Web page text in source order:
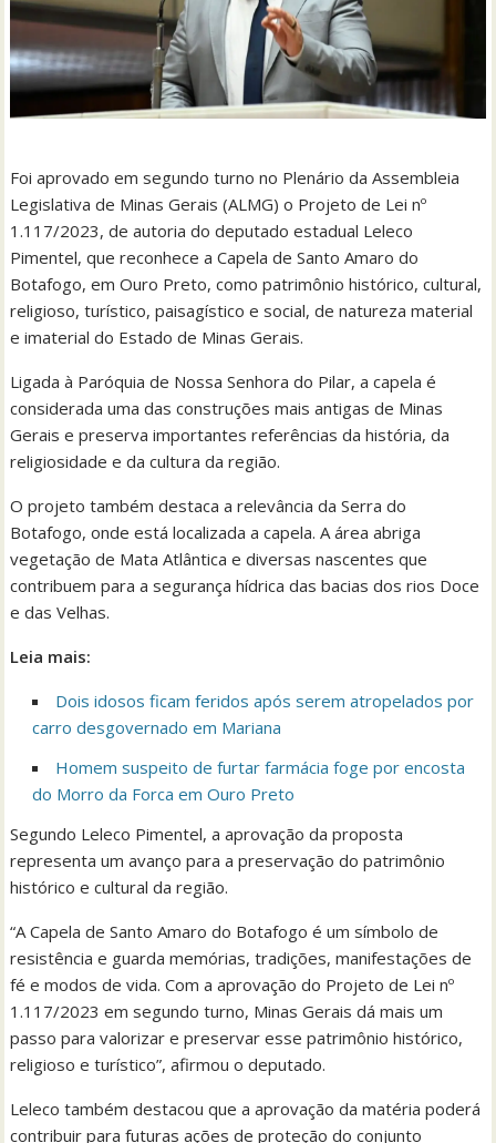
Foi aprovado em segundo turno no Plenário da Assembleia
Legislativa de Minas Gerais (ALMG) o Projeto de Lei nº
1.117/2023, de autoria do deputado estadual Leleco
Pimentel, que reconhece a Capela de Santo Amaro do
Botafogo, em Ouro Preto, como patrimônio histórico, cultural,
religioso, turístico, paisagístico e social, de natureza material
e imaterial do Estado de Minas Gerais.
Ligada à Paróquia de Nossa Senhora do Pilar, a capela é
considerada uma das construções mais antigas de Minas
Gerais e preserva importantes referências da história, da
religiosidade e da cultura da região.
O projeto também destaca a relevância da Serra do
Botafogo, onde está localizada a capela. A área abriga
vegetação de Mata Atlântica e diversas nascentes que
contribuem para a segurança hídrica das bacias dos rios Doce
e das Velhas.
Leia mais:
Dois idosos ficam feridos após serem atropelados por
carro desgovernado em Mariana
Homem suspeito de furtar farmácia foge por encosta
do Morro da Forca em Ouro Preto
Segundo Leleco Pimentel, a aprovação da proposta
representa um avanço para a preservação do patrimônio
histórico e cultural da região.
“A Capela de Santo Amaro do Botafogo é um símbolo de
resistência e guarda memórias, tradições, manifestações de
fé e modos de vida. Com a aprovação do Projeto de Lei nº
1.117/2023 em segundo turno, Minas Gerais dá mais um
passo para valorizar e preservar esse patrimônio histórico,
religioso e turístico”, afirmou o deputado.
Leleco também destacou que a aprovação da matéria poderá
contribuir para futuras ações de proteção do conjunto